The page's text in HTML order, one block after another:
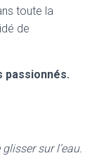
toute la
de
passionnés.
sur l’eau.